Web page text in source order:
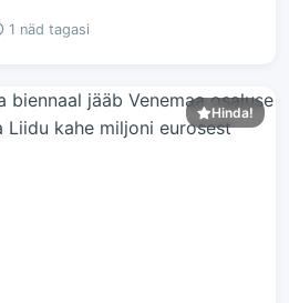
1 näd tagasi
Hinda!